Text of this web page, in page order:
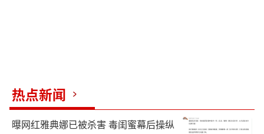
热点新闻
曝网红雅典娜已被杀害 毒闺蜜幕后操纵